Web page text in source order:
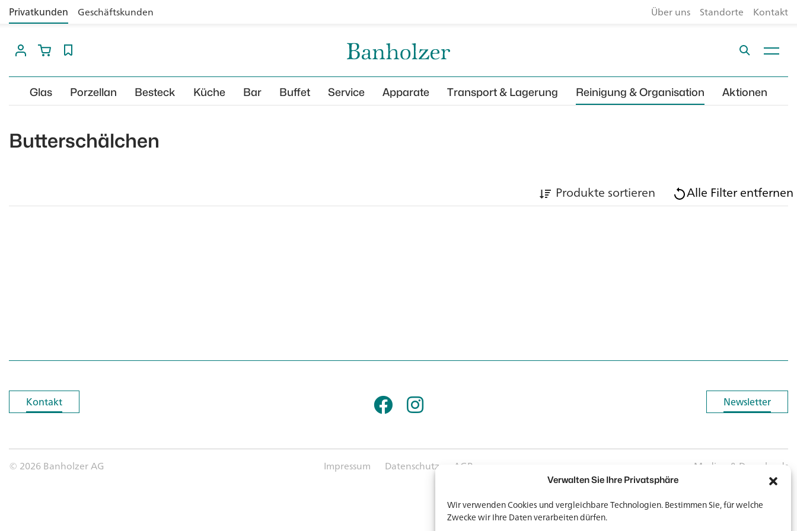
Verwalten Sie Ihre Privatsphäre
Wir verwenden Cookies und vergleichbare Technologien. Bestimmen Sie, für welche
Zwecke wir Ihre Daten verarbeiten dürfen.
Privatkunden Geschäftskunden Über uns Standorte Kontakt
Glas Porzellan Besteck Küche Bar Buffet Service Apparate Transport & Lagerung Reinigung & Organisation Aktionen
Butterschälchen
Produkte sortieren Alle Filter entfernen
Kontakt
Kontakt Newsletter
Newsletter
© 2026 Banholzer AG Impressum Datenschutz AGB Medien & Downloads